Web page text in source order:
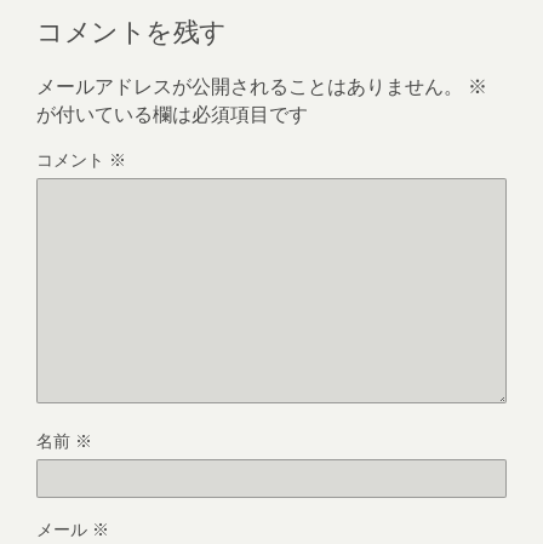
コメントを残す
メールアドレスが公開されることはありません。
※
が付いている欄は必須項目です
コメント ※
名前 ※
メール ※